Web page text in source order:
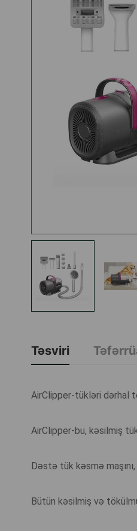
Təsviri
AirClipper-tükləri dərhal
AirClipper-bu, kəsilmiş
Dəstə tük kəsmə
Bütün kəsilmiş və